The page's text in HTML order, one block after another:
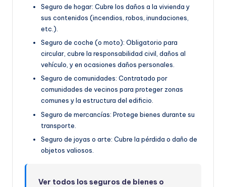
Seguro de hogar: Cubre los daños a la vivienda y
sus contenidos (incendios, robos, inundaciones,
etc.).
Seguro de coche (o moto): Obligatorio para
circular, cubre la responsabilidad civil, daños al
vehículo, y en ocasiones daños personales.
Seguro de comunidades: Contratado por
comunidades de vecinos para proteger zonas
comunes y la estructura del edificio.
Seguro de mercancías: Protege bienes durante su
transporte.
Seguro de joyas o arte: Cubre la pérdida o daño de
objetos valiosos.
Ver todos los seguros de bienes o